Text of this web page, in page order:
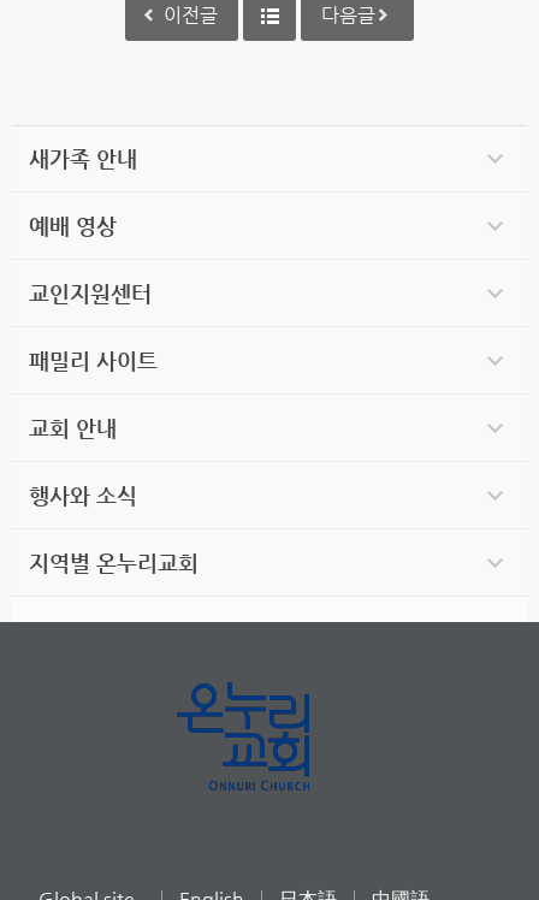
이전글 다음글
새가족 안내
예배 영상
교인지원센터
패밀리 사이트
교회 안내
행사와 소식
지역별 온누리교회